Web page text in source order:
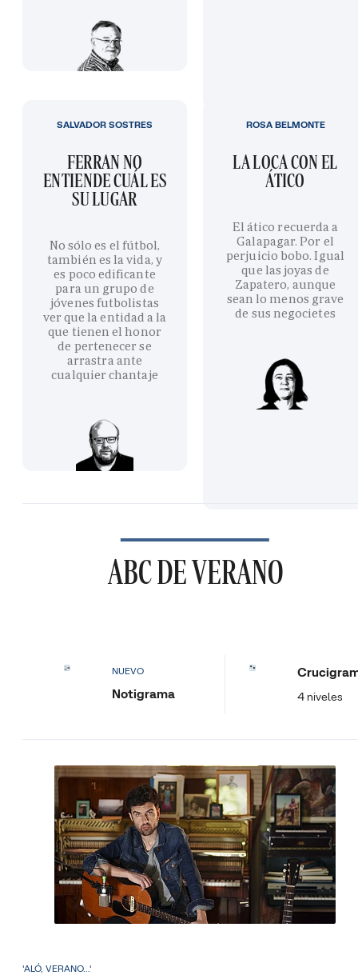
FERRAN NO
ENTIENDE CUÁL ES
SU LUGAR
No sólo es el fútbol,
también es la vida, y
es poco edificante
para un grupo de
jóvenes futbolistas
ver que la entidad a la
que tienen el honor
de pertenecer se
arrastra ante
cualquier chantaje
SALVADOR SOSTRES
LA LOCA CON EL
ÁTICO
El ático recuerda a
Galapagar. Por el
perjuicio bobo. Igual
que las joyas de
Zapatero, aunque
sean lo menos grave
de sus negocietes
ROSA BELMONTE
ABC DE VERANO
NUEVO
Notigrama 4 niveles
'ALÓ, VERANO...'